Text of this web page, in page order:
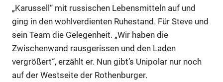
„Karussell“ mit russischen Lebensmitteln auf und
ging in den wohlverdienten Ruhestand. Für Steve und
sein Team die Gelegenheit. „Wir haben die
Zwischenwand rausgerissen und den Laden
vergrößert“, erzählt er. Nun gibt’s Unipolar nur noch
auf der Westseite der Rothenburger.